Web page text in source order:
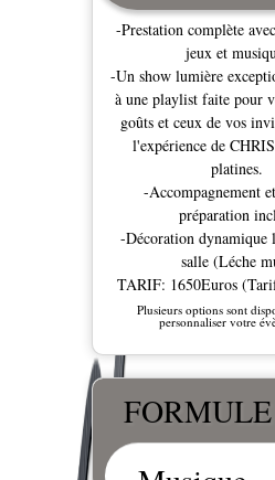
-Prestation complète
jeux et
-Un show lumière
à une playlist faite pour
goûts et ceux de vos
l'expérience de
platines.
-Accompagnement
préparation
-Décoration dynamique
salle (Léche
TARIF: 1650Euros
Plusieurs options sont
personnaliser votre